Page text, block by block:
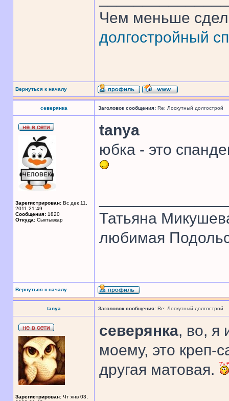
Чем меньше
долгостройный
Вернуться к началу
северянка Заголовок сообщения: Re: Лоскутный долгострой
Зарегистрирован: Вс дек 11,
2011 21:49
Сообщения: 1820
Откуда: Сыктывкар
tanya
юбка - это
Татьяна
любимая
Вернуться к началу
tanya Заголовок сообщения: Re: Лоскутный долгострой
Зарегистрирован: Чт янв 03,
северянка, во, я
моему, это креп-
другая матовая.